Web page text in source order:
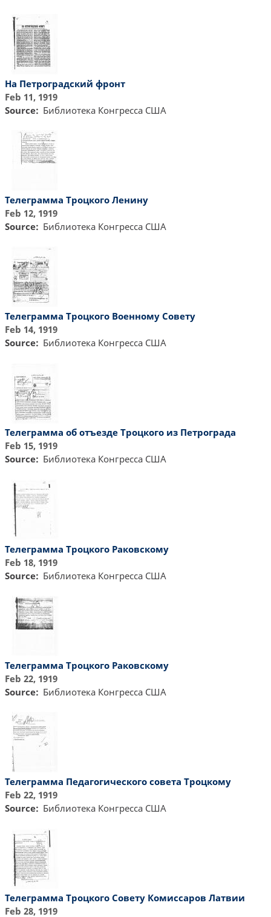
На Петроградский фронт
Feb 11, 1919
Source
Библиотекa Конгресса США
Телеграмма Троцкого Ленину
Feb 12, 1919
Source
Библиотекa Конгресса США
Телеграмма Троцкого Военному Совету
Feb 14, 1919
Source
Библиотекa Конгресса США
Телеграмма об отъезде Троцкого из Петрограда
Feb 15, 1919
Source
Библиотекa Конгресса США
Телеграмма Троцкого Раковскому
Feb 18, 1919
Source
Библиотекa Конгресса США
Телеграмма Троцкого Раковскому
Feb 22, 1919
Source
Библиотекa Конгресса США
Телеграмма Педагогического совета Троцкому
Feb 22, 1919
Source
Библиотекa Конгресса США
Телеграмма Троцкого Совету Комиссаров Латвии
Feb 28, 1919